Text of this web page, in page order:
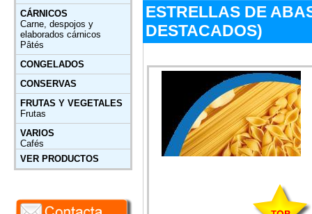
CÁRNICOS
Carne, despojos y
elaborados cárnicos
Pâtés
CONGELADOS
CONSERVAS
FRUTAS Y VEGETALES
Frutas
VARIOS
Cafés
VER PRODUCTOS
ESTRELLAS DE
DESTACADOS)